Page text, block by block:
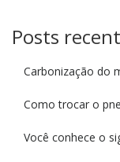
Posts
Carbonização do
Como trocar o
Você conhece o